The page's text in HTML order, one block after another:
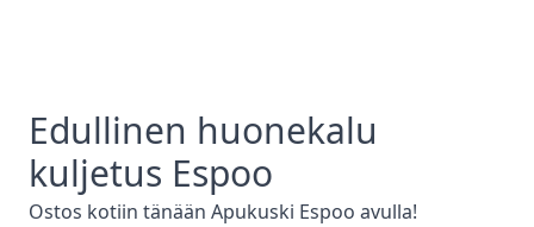
Edullinen huonekalu
kuljetus Espoo
Ostos kotiin tänään Apukuski Espoo avulla!